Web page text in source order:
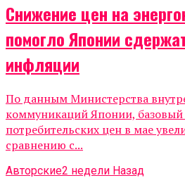
Снижение цен на
помогло Японии
инфляции
По данным Министерства
коммуникаций Японии, базовый
потребительских цен в мае
сравнению с...
Авторские2 недели Назад